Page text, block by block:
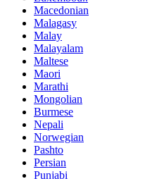
Macedonian
Malagasy
Malay
Malayalam
Maltese
Maori
Marathi
Mongolian
Burmese
Nepali
Norwegian
Pashto
Persian
Punjabi